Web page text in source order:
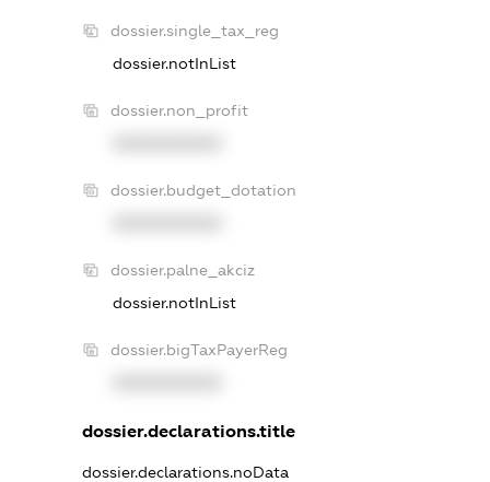
dossier.single_tax_reg
dossier.notInList
dossier.non_profit
dossier.budget_dotation
dossier.palne_akciz
dossier.notInList
dossier.bigTaxPayerReg
dossier.declarations.title
dossier.declarations.noData